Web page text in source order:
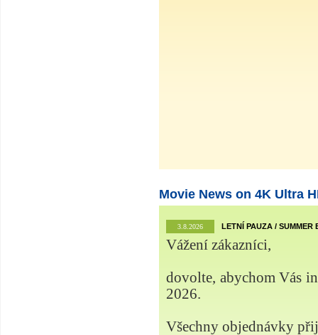
Movie News on 4K Ultra
3.8.2026 LETNÍ PAUZA / SUMMER
Vážení zákazníci,
dovolte, abychom Vás
2026.
Všechny objednávky